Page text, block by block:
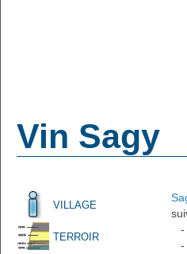
Vin Sagy
VILLAGE
TERROIR
-
-